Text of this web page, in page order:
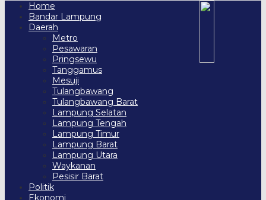
Home
Bandar Lampung
Daerah
Metro
Pesawaran
Pringsewu
Tanggamus
Mesuji
Tulangbawang
Tulangbawang Barat
Lampung Selatan
Lampung Tengah
Lampung Timur
Lampung Barat
Lampung Utara
Waykanan
Pesisir Barat
Politik
Ekonomi